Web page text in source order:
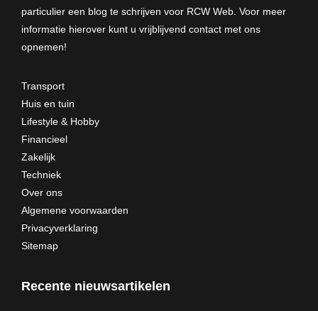
particulier een blog te schrijven voor RCW Web. Voor meer
informatie hierover kunt u vrijblijvend contact met ons
opnemen!
Transport
Huis en tuin
Lifestyle & Hobby
Financieel
Zakelijk
Techniek
Over ons
Algemene voorwaarden
Privacyverklaring
Sitemap
Recente nieuwsartikelen